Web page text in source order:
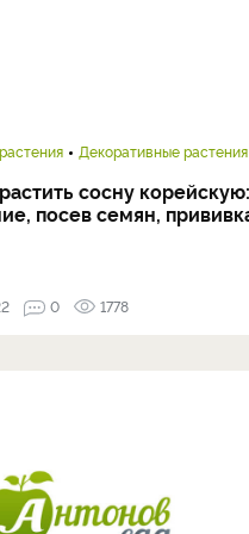
Декоративные растения
сосну корейскую:
посев семян,
0 1778